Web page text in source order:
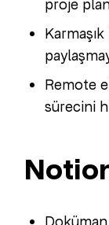
proje
Remote
sürecini